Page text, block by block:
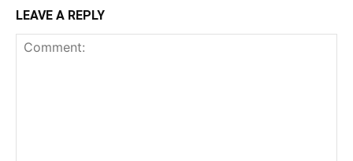
LEAVE A REPLY